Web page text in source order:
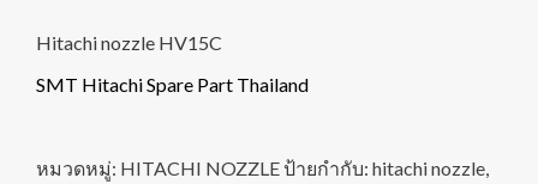
Hitachi nozzle HV15C
SMT Hitachi Spare Part Thailand
หมวดหมู่: HITACHI NOZZLEป้ายกำกับ: hitachi nozzle,